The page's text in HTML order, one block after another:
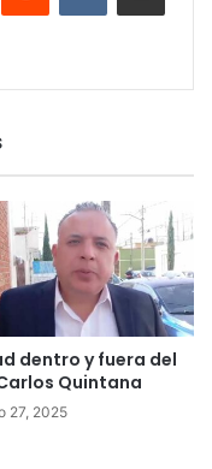
dentro y fuera del
Quintana
27, 2025